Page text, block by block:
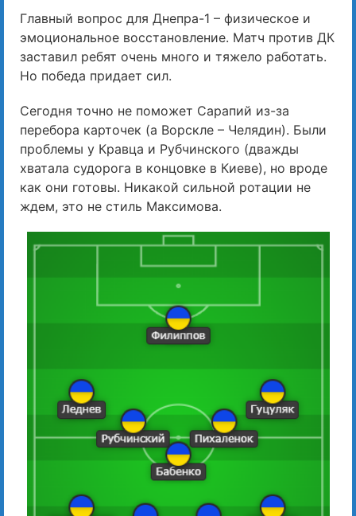
Главный вопрос для Днепра-1 – физическое и
эмоциональное восстановление. Матч против ДК
заставил ребят очень много и тяжело работать.
Но победа придает сил.
Сегодня точно не поможет Сарапий из-за
перебора карточек (а Ворскле – Челядин). Были
проблемы у Кравца и Рубчинского (дважды
хватала судорога в концовке в Киеве), но вроде
как они готовы. Никакой сильной ротации не
ждем, это не стиль Максимова.